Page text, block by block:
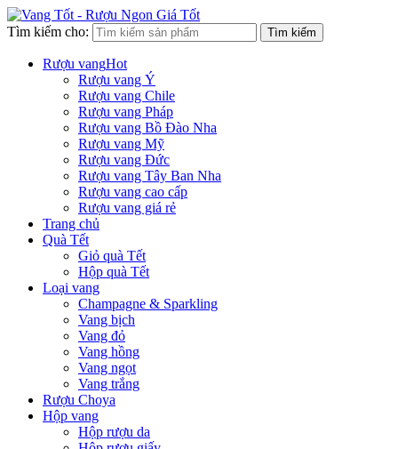
Tìm kiếm cho: Tìm kiếm
Rượu vangHot
Rượu vang Ý
Rượu vang Chile
Rượu vang Pháp
Rượu vang Bồ Đào Nha
Rượu vang Mỹ
Rượu vang Đức
Rượu vang Tây Ban Nha
Rượu vang cao cấp
Rượu vang giá rẻ
Trang chủ
Quà Tết
Giỏ quà Tết
Hộp quà Tết
Loại vang
Champagne & Sparkling
Vang bịch
Vang đỏ
Vang hồng
Vang ngọt
Vang trắng
Rượu Choya
Hộp vang
Hộp rượu da